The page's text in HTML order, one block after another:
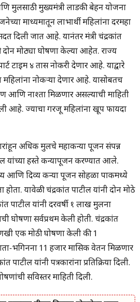
मुलींसाठी मुख्यमंत्री लाडकी बेहन योजना
माध्यमातून लाभार्थी महिलांना दरमहा
दिली जात आहे. यानंतर मंत्री चंद्रकांत
दोन मोठ्या घोषणा केल्या आहेत. राज्य
टाइम ४ तास नोकरी देणार आहे. याद्वारे
महिलांना नोकऱ्या देणार आहे. यासोबतच
नाश्ता मिळणार असल्याची माहिती
आहे. ज्याचा गरजू महिलांना खूप फायदा
अधिक मुलींचे महाकन्या पूजन संपन्न
यांच्या हस्ते कन्यापूजन करण्यात आले.
आणि दिव्य कन्या पूजन सोहळा पाकमध्ये
यावेळी चंद्रकांत पाटील यांनी दोन मोठे
पाटील यांनी दरवर्षी १ लाख मुलींना
घोषणा सर्वप्रथम केली होती. चंद्रकांत
एक मोठी घोषणा केली की 1
भगिनींना 11 हजार मासिक वेतन मिळणार
पाटील यांनी पत्रकारांना प्रतिक्रिया दिली.
सविस्तर माहिती दिली.